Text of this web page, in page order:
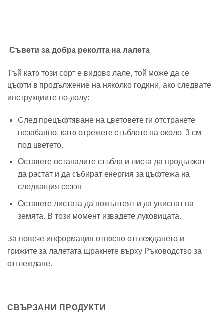
Съвети за добра реколта на лалета
Тъй като този сорт е видово лале, той може да се
цъфти в продължение на няколко години, ако следвате
инструкциите по-долу:
След прецъфтяване на цветовете ги отстранете
незабавно, като отрежете стъблото на около 3 см
под цветето.
Оставете останалите стъбла и листа да продължат
да растат и да събират енергия за цъфтежа на
следващия сезон
Оставете листата да пожълтеят и да увиснат на
земята. В този момент извадете луковицата.
За повече информация относно отглеждането и
грижите за лалетата щракнете върху Ръководство за
отглеждане.
СВЪРЗАНИ ПРОДУКТИ